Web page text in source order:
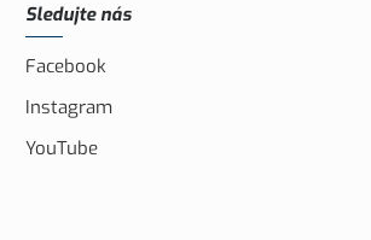
Sledujte nás
Facebook
Instagram
YouTube